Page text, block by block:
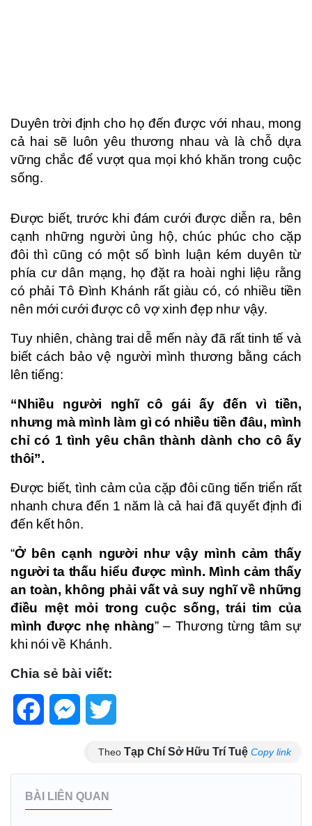
Duyên trời định cho họ đến được với nhau, mong
cả hai sẽ luôn yêu thương nhau và là chỗ dựa
vững chắc để vượt qua mọi khó khăn trong cuộc
sống.
Được biết, trước khi đám cưới được diễn ra, bên
cạnh những người ủng hộ, chúc phúc cho cặp
đôi thì cũng có một số bình luận kém duyên từ
phía cư dân mạng, họ đặt ra hoài nghi liệu rằng
có phải Tô Đình Khánh rất giàu có, có nhiều tiền
nên mới cưới được cô vợ xinh đẹp như vậy.
Tuy nhiên, chàng trai dễ mến này đã rất tinh tế và
biết cách bảo vệ người mình thương bằng cách
lên tiếng:
“Nhiều người nghĩ cô gái ấy đến vì tiền,
nhưng mà mình làm gì có nhiều tiền đâu, mình
chỉ có 1 tình yêu chân thành dành cho cô ấy
thôi”.
Được biết, tình cảm của cặp đôi cũng tiến triển rất
nhanh chưa đến 1 năm là cả hai đã quyết định đi
đến kết hôn.
“Ở bên cạnh người như vậy mình cảm thấy
người ta thấu hiểu được mình. Mình cảm thấy
an toàn, không phải vất vả suy nghĩ về những
điều mệt mỏi trong cuộc sống, trái tim của
mình được nhẹ nhàng” – Thương từng tâm sự
khi nói về Khánh.
Chia sẻ bài viết:
FacebookMessenger
Theo Tạp Chí Sở Hữu Trí Tuệ Copy link
BÀI LIÊN QUAN